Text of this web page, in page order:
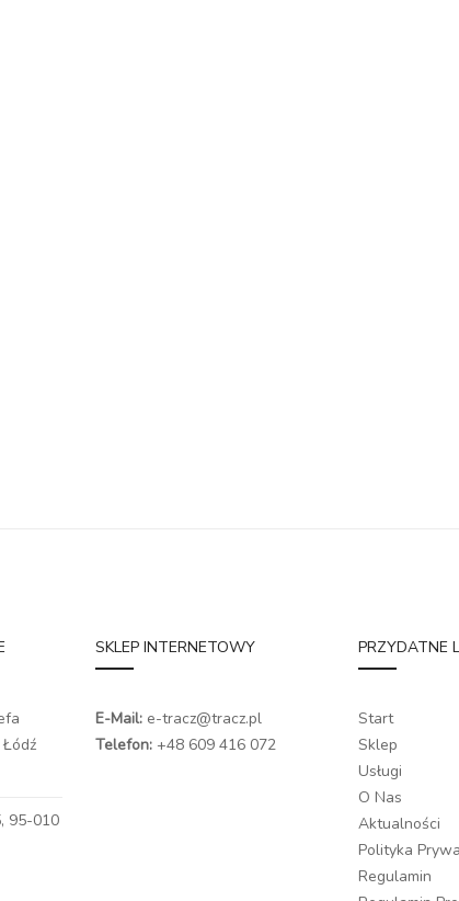
95-010
SKLEP INTERNETOWY
E-Mail: e-tracz@tracz.pl
Telefon: +48 609 416 072
PRZYDATNE
Start
Sklep
Usługi
O Nas
Aktualności
Polityka
Regulamin